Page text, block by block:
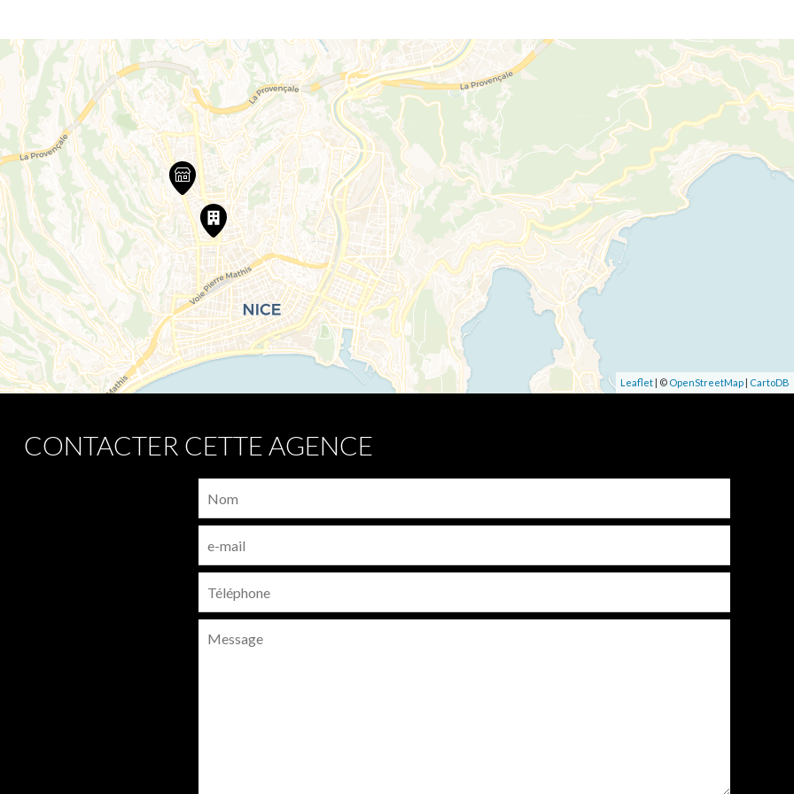
Leaflet | © OpenStreetMap | CartoDB
CONTACTER CETTE AGENCE